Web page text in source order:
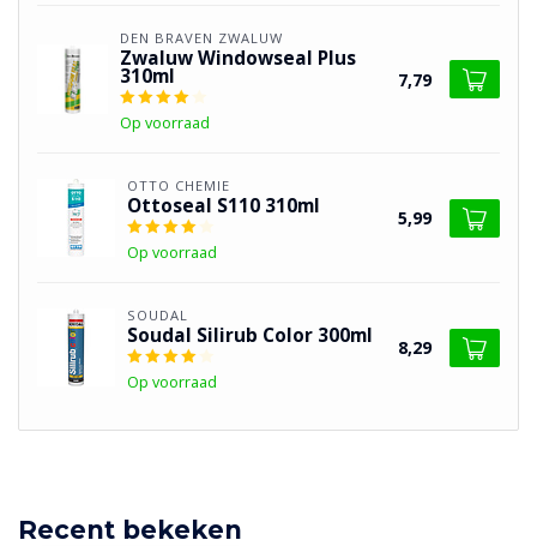
DEN BRAVEN ZWALUW
Zwaluw Windowseal Plus
310ml
Op voorraad
7,79
OTTO CHEMIE
Ottoseal S110 310ml
Op voorraad
5,99
SOUDAL
Soudal Silirub Color 300ml
Op voorraad
8,29
Recent bekeken